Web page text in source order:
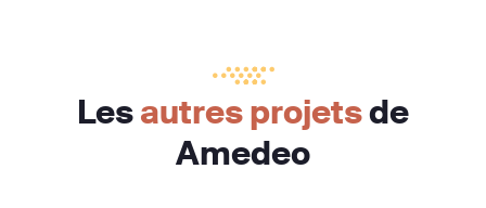
Lesautres projetsde
Amedeo